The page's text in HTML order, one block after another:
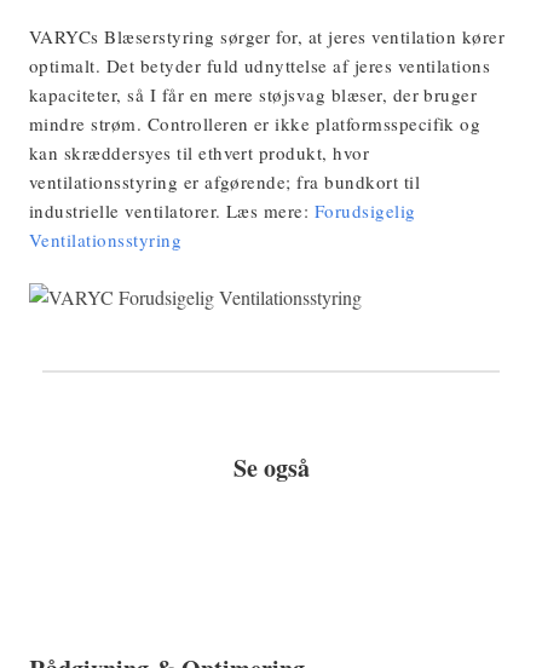
VARYCs Blæserstyring sørger for, at jeres ventilation kører
optimalt. Det betyder fuld udnyttelse af jeres ventilations
kapaciteter, så I får en mere støjsvag blæser, der bruger
mindre strøm. Controlleren er ikke platformsspecifik og
kan skræddersyes til ethvert produkt, hvor
ventilationsstyring er afgørende; fra bundkort til
industrielle ventilatorer. Læs mere: Forudsigelig
Ventilationsstyring
Se også